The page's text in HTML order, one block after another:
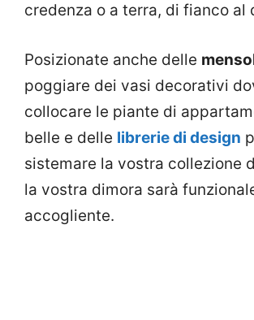
credenza o a terra, di fianco al
Posizionate anche delle
poggiare dei vasi decorativi
collocare le piante di
belle e delle librerie di design
sistemare la vostra collezione
la vostra dimora sarà
accogliente.